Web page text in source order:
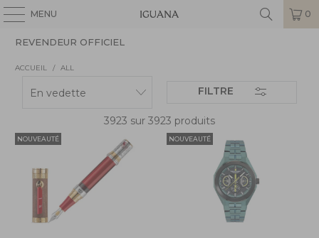
MENU 0
REVENDEUR OFFICIEL
ACCUEIL / ALL
FILTRE
3923 sur 3923 produits
NOUVEAUTÉ NOUVEAUTÉ